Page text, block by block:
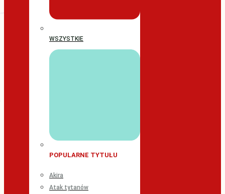
WSZYSTKIE
POPULARNE TYTUŁU
Akira
Atak tytanów